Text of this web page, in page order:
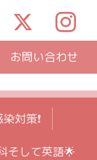
お問い合わせ
対策❗️
そして英語🌟